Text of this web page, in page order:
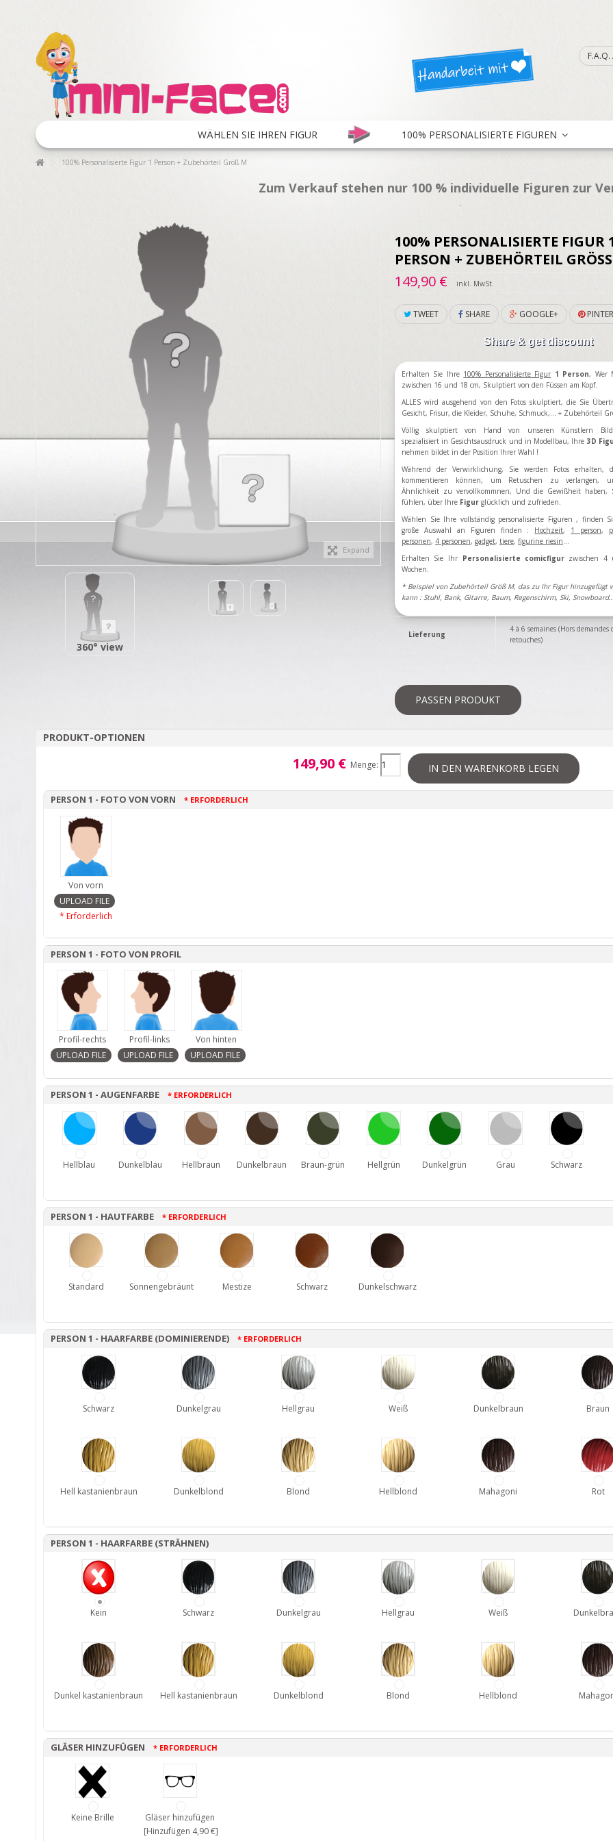
F.A.Q.
WÄHLEN SIE IHREN FIGUR 100% PERSONALISIERTE FIGUREN
100% Personalisierte Figur 1 Person + Zubehörteil Größ M
Zum Verkauf stehen nur 100 % individuelle Figuren zur
.
Expand
360° view
100% PERSONALISIERTE FIGUR
PERSON + ZUBEHÖRTEIL GRÖSS
149,90 €
inkl. MwSt.
TWEET SHARE GOOGLE+
Share & get discount
Erhalten Sie Ihre 100% Personalisierte Figur 1 Person, Wer
zwischen 16 und 18 cm, Skulptiert von den Füssen am Kopf.
ALLES wird ausgehend von den Fotos skulptiert, die Sie
Gesicht, Frisur, die Kleider, Schuhe, Schmuck,… + Zubehörteil
Völlig skulptiert von Hand von unseren Künstlern
spezialisiert in Gesichtsausdruck und in Modellbau, Ihre 3D
nehmen bildet in der Position Ihrer Wahl !
Während der Verwirklichung, Sie werden Fotos erhalten,
kommentieren können, um Retuschen zu verlangen,
Ähnlichkeit zu vervollkommnen, Und die Gewißheit haben,
fühlen, über Ihre Figur glücklich und zufrieden.
Wählen Sie Ihre vollständig personalisierte Figuren , finden
große Auswahl an Figuren finden : Hochzeit, 1 person,
personen, 4 personen, gadget, tiere, figurine riesin...
Erhalten Sie Ihr Personalisierte comicfigur zwischen 4
Wochen.
* Beispiel von Zubehörteil Größ M, das zu Ihr Figur hinzugefügt
kann : Stuhl, Bank, Gitarre, Baum, Regenschirm, Ski,
Lieferung
4 à 6 semaines (Hors demandes
retouches)
PASSEN PRODUKT
PRODUKT-OPTIONEN
149,90 € Menge: IN DEN WARENKORB LEGEN
PERSON 1 - FOTO VON VORN * ERFORDERLICH
Von vorn
* Erforderlich
PERSON 1 - FOTO VON PROFIL
Profil-rechts Profil-links Von hinten
PERSON 1 - AUGENFARBE * ERFORDERLICH
Hellblau Dunkelblau Hellbraun Dunkelbraun Braun-grün Hellgrün Dunkelgrün Grau Schwarz
PERSON 1 - HAUTFARBE * ERFORDERLICH
Standard Sonnengebräunt Mestize Schwarz Dunkelschwarz
PERSON 1 - HAARFARBE (DOMINIERENDE) * ERFORDERLICH
Schwarz Dunkelgrau Hellgrau Weiß Dunkelbraun Braun
Hell kastanienbraun Dunkelblond Blond Hellblond Mahagoni Rot
PERSON 1 - HAARFARBE (STRÄHNEN)
Kein Schwarz Dunkelgrau Hellgrau Weiß
Dunkel kastanienbraun Hell kastanienbraun Dunkelblond Blond Hellblond
GLÄSER HINZUFÜGEN * ERFORDERLICH
Keine Brille
Gläser hinzufügen
[Hinzufügen 4,90 €]